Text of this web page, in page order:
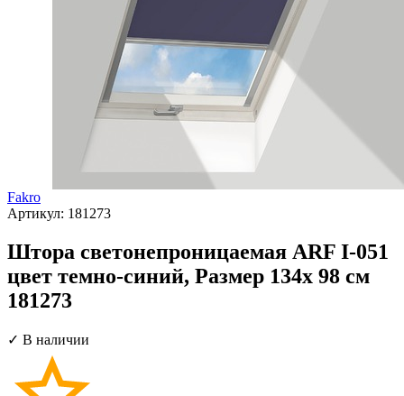
Fakro
Артикул: 181273
Штора светонепроницаемая ARF I-051
цвет темно-синий, Размер 134х 98 см
181273
✓ В наличии